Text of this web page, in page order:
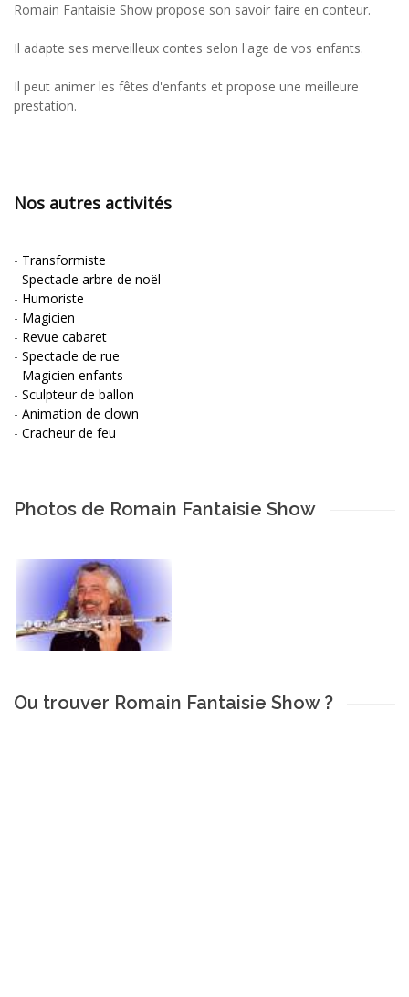
Romain Fantaisie Show propose son savoir faire en conteur.
Il adapte ses merveilleux contes selon l'age de vos enfants.
Il peut animer les fêtes d'enfants et propose une meilleure
prestation.
Nos autres activités
- Transformiste
- Spectacle arbre de noël
- Humoriste
- Magicien
- Revue cabaret
- Spectacle de rue
- Magicien enfants
- Sculpteur de ballon
- Animation de clown
- Cracheur de feu
Photos de Romain Fantaisie Show
Ou trouver Romain Fantaisie Show ?